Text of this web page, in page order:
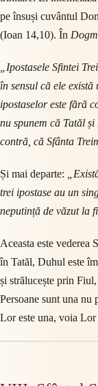
pe însuși cuvântul
(Ioan 14,10). În
„Ipostasele Sfintei
în sensul că ele
ipostaselor este fără
nu spunem că Tatăl
contră, că Sfânta
Și mai departe:
trei ipostase au un
neputință de văzut la
Aceasta este vederea
în Tatăl, Duhul este
și strălucește prin
Persoane sunt una
Lor este una, voia Lor